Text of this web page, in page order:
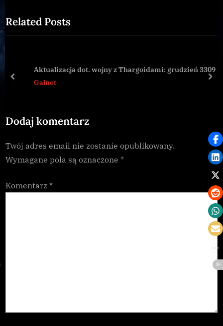
v
i
s
s
:
t
Related Posts
Aktualizacja dot. wojny z Thargoidami: grudzień 3309 r.
Galnet
prev
Dodaj komentarz
Twój adres email nie zostanie opublikowany.
Wymagane pola są oznaczone *
Komentarz *